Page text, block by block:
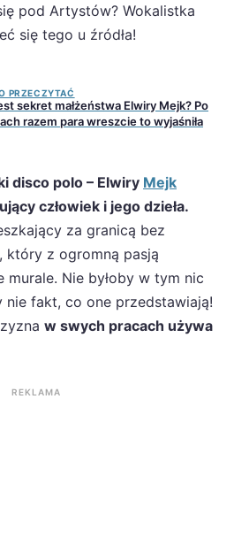
pod Artystów? Wokalistka
się tego u źródła!
PRZECZYTAĆ
sekret małżeństwa Elwiry Mejk? Po
razem para wreszcie to wyjaśniła
disco polo – Elwiry Mejk
człowiek i jego dzieła.
za granicą bez
który z ogromną pasją
murale. Nie byłoby w tym nic
nie fakt, co one przedstawiają!
w swych pracach używa
REKLAMA